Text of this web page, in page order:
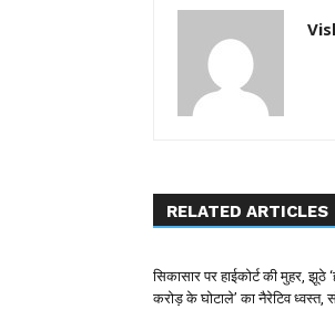
RELATED ARTICLES
सिकासार पर हाईकोर्ट की मुहर, झूठे
करोड़ के घोटाले’ का नैरेटिव ध्वस्त,